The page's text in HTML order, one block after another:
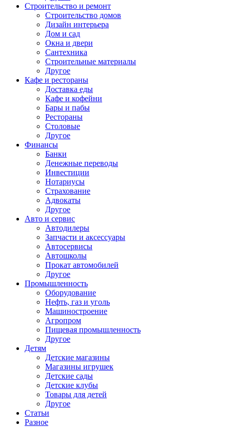
Строительство и ремонт
Строительство домов
Дизайн интерьера
Дом и сад
Окна и двери
Сантехника
Строительные материалы
Другое
Кафе и рестораны
Доставка еды
Кафе и кофейни
Бары и пабы
Рестораны
Столовые
Другое
Финансы
Банки
Денежные переводы
Инвестиции
Нотариусы
Страхование
Адвокаты
Другое
Авто и сервис
Автодилеры
Запчасти и аксессуары
Автосервисы
Автошколы
Прокат автомобилей
Другое
Промышленность
Оборудование
Нефть, газ и уголь
Машиностроение
Агропром
Пищевая промышленность
Другое
Детям
Детские магазины
Магазины игрушек
Детские сады
Детские клубы
Товары для детей
Другое
Статьи
Разное